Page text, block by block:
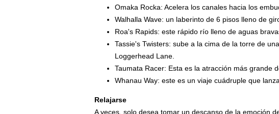
Omaka Rocka: Acelera los canales hacia los
Walhalla Wave: un laberinto de 6 pisos lleno de
Roa's Rapids: este rápido río lleno de aguas
Tassie's Twisters: sube a la cima de la torre de
Loggerhead Lane.
Taumata Racer: Esta es la atracción más grande
Whanau Way: este es un viaje cuádruple que
Relajarse
A veces, solo desea tomar un descanso de la emoción